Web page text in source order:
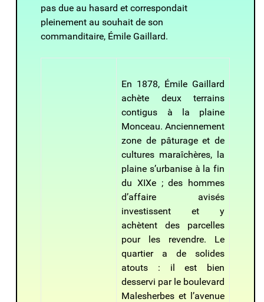
pas due au hasard et correspondait
pleinement au souhait de son
commanditaire, Émile Gaillard.
En 1878, Émile Gaillard
achète deux terrains
contigus à la plaine
Monceau. Anciennement
zone de pâturage et de
cultures maraîchères, la
plaine s’urbanise à la fin
du XIXe ; des hommes
d’affaire avisés
investissent et y
achètent des parcelles
pour les revendre. Le
quartier a de solides
atouts : il est bien
desservi par le boulevard
Malesherbes et l’avenue